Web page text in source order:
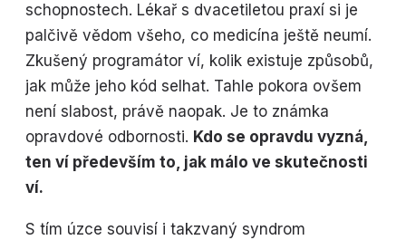
schopnostech. Lékař s dvacetiletou praxí si je
palčivě vědom všeho, co medicína ještě neumí.
Zkušený programátor ví, kolik existuje způsobů,
jak může jeho kód selhat. Tahle pokora ovšem
není slabost, právě naopak. Je to známka
opravdové odbornosti. Kdo se opravdu vyzná,
ten ví především to, jak málo ve skutečnosti
ví.
S tím úzce souvisí i takzvaný syndrom